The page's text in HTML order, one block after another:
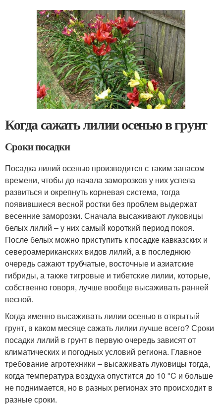
Когда сажать лилии осенью в грунт
Сроки посадки
Посадка лилий осенью производится с таким запасом
времени, чтобы до начала заморозков у них успела
развиться и окрепнуть корневая система, тогда
появившиеся весной ростки без проблем выдержат
весенние заморозки. Сначала высаживают луковицы
белых лилий – у них самый короткий период покоя.
После белых можно приступить к посадке кавказских и
североамериканских видов лилий, а в последнюю
очередь сажают трубчатые, восточные и азиатские
гибриды, а также тигровые и тибетские лилии, которые,
собственно говоря, лучше вообще высаживать ранней
весной.
Когда именно высаживать лилии осенью в открытый
грунт, в каком месяце сажать лилии лучше всего? Сроки
посадки лилий в грунт в первую очередь зависят от
климатических и погодных условий региона. Главное
требование агротехники – высаживать луковицы тогда,
когда температура воздуха опустится до 10 ºC и больше
не поднимается, но в разных регионах это происходит в
разные сроки.